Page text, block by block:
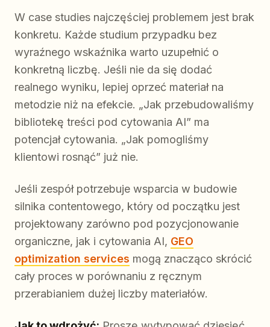
W case studies najczęściej problemem jest brak
konkretu. Każde studium przypadku bez
wyraźnego wskaźnika warto uzupełnić o
konkretną liczbę. Jeśli nie da się dodać
realnego wyniku, lepiej oprzeć materiał na
metodzie niż na efekcie. „Jak przebudowaliśmy
bibliotekę treści pod cytowania AI” ma
potencjał cytowania. „Jak pomogliśmy
klientowi rosnąć” już nie.
Jeśli zespół potrzebuje wsparcia w budowie
silnika contentowego, który od początku jest
projektowany zarówno pod pozycjonowanie
organiczne, jak i cytowania AI, GEO
optimization services mogą znacząco skrócić
cały proces w porównaniu z ręcznym
przerabianiem dużej liczby materiałów.